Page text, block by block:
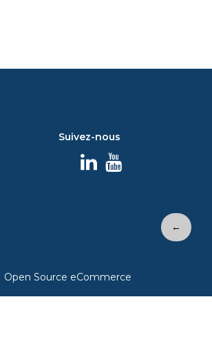
Suivez-nous
←
Open Source eCommerce